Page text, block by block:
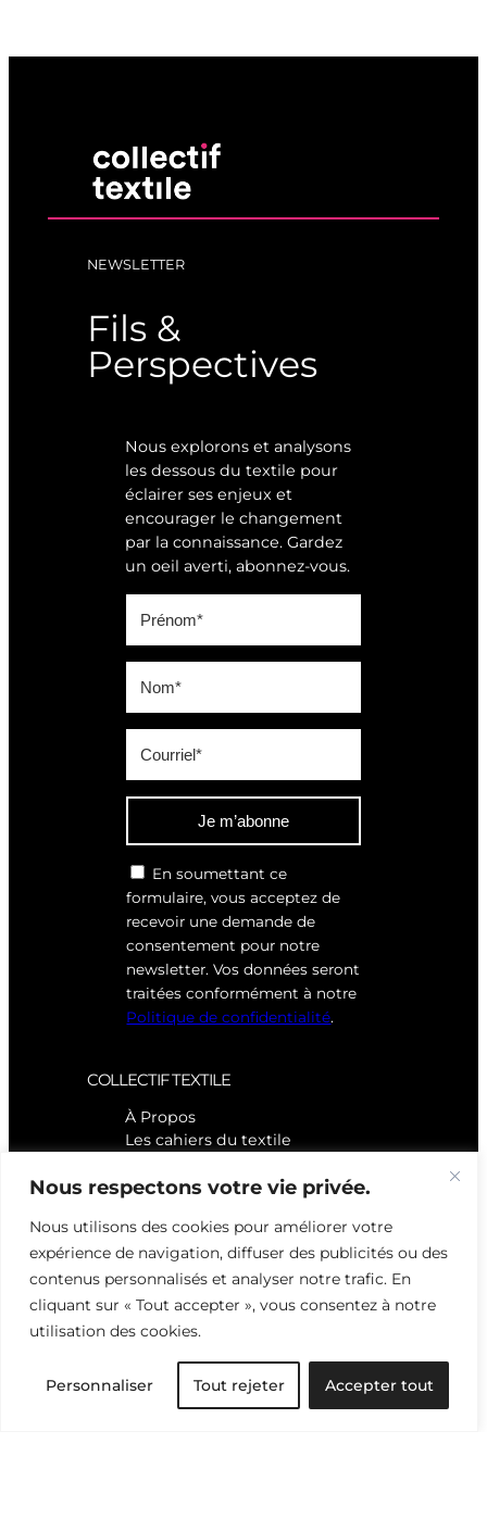
Nous respectons votre vie privée.
Nous utilisons des cookies pour améliorer votre
expérience de navigation, diffuser des publicités ou des
contenus personnalisés et analyser notre trafic. En
cliquant sur « Tout accepter », vous consentez à notre
utilisation des cookies.
Personnaliser Tout rejeter Accepter tout
NEWSLETTER
Fils &
Perspectives
Nous explorons et analysons
les dessous du textile pour
éclairer ses enjeux et
encourager le changement
par la connaissance. Gardez
un oeil averti, abonnez-vous.
Je m’abonne
En soumettant ce
formulaire, vous acceptez de
recevoir une demande de
consentement pour notre
newsletter. Vos données seront
traitées conformément à notre
Politique de confidentialité.
COLLECTIF TEXTILE
À Propos
Les cahiers du textile
Archives
CONTACTEZ-NOUS
info@collectiftextil
e.com
Instagram
Pinterest
Facebook